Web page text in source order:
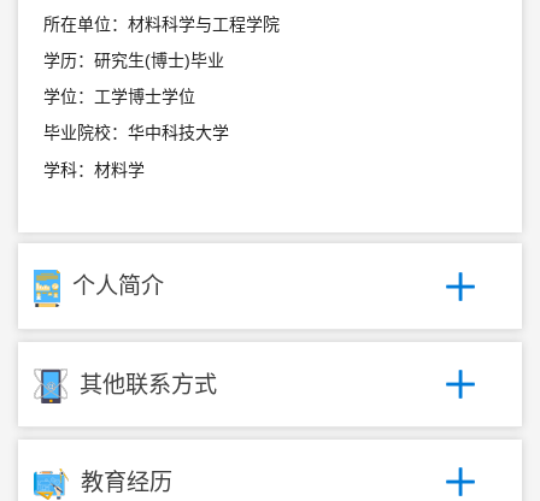
所在单位：材料科学与工程学院
学历：研究生(博士)毕业
学位：工学博士学位
毕业院校：华中科技大学
学科：材料学
个人简介
其他联系方式
教育经历